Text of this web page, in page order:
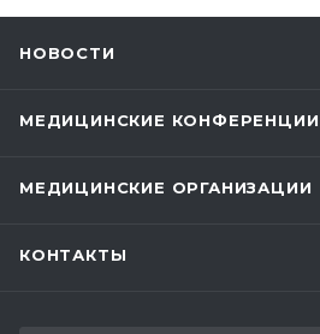
НОВОСТИ
МЕДИЦИНСКИЕ КОНФЕРЕНЦИИ
МЕДИЦИНСКИЕ ОРГАНИЗАЦИИ
КОНТАКТЫ